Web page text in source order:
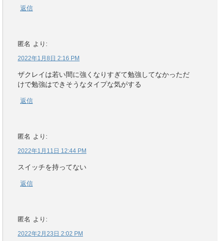
返信
匿名 より:
2022年1月8日 2:16 PM
ザクレイは若い間に強くなりすぎて勉強してなかっただ
けで勉強はできそうなタイプな気がする
返信
匿名 より:
2022年1月11日 12:44 PM
スイッチを持ってない
返信
匿名 より:
2022年2月23日 2:02 PM